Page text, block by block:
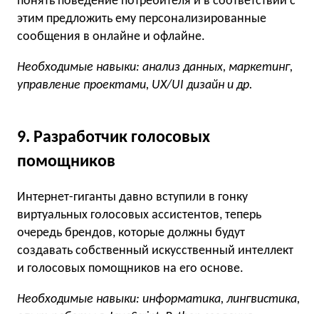
этим предложить ему персонализированные
сообщения в онлайне и офлайне.
Необходимые навыки: анализ данных, маркетинг,
управление проектами, UX/UI дизайн и др.
9. Разработчик голосовых
помощников
Интернет-гиганты давно вступили в гонку
виртуальных голосовых ассистентов, теперь
очередь брендов, которые должны будут
создавать собственный искусственный интеллект
и голосовых помощников на его основе.
Необходимые навыки: информатика, лингвистика,